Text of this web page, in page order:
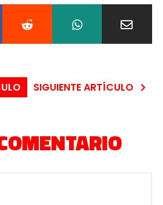
SIGUIENTE ARTÍCULO